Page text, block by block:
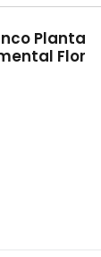
Planta
Flor